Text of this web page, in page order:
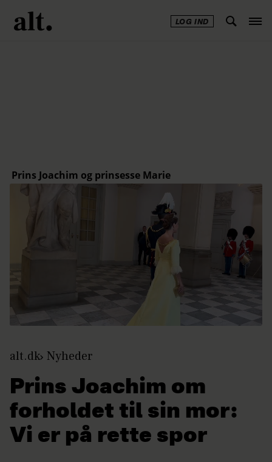
LOG IND
alt.dk Nyheder
Prins Joachim om
forholdet til sin mor:
Vi er på rette spor